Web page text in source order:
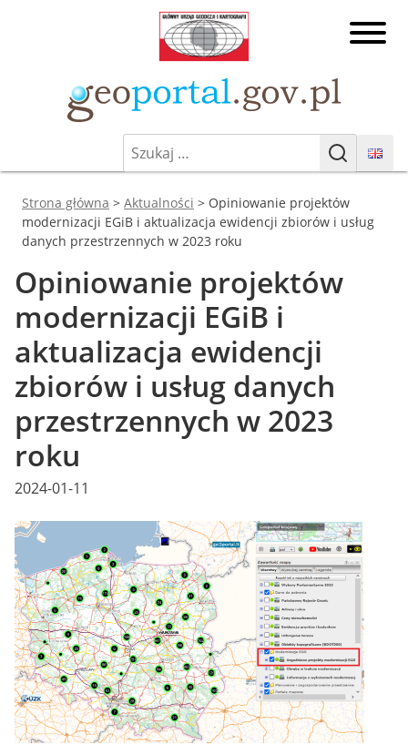
i
Kartografii
Geoportal.gov.pl
Geoportal Infrastruktury
Informacji Przestrzennej
Szukaj:
Szukaj
Jesteś tutaj:
Strona główna > Aktualności > Opiniowanie projektów
modernizacji EGiB i aktualizacja ewidencji zbiorów i usług
danych przestrzennych w 2023 roku
Opiniowanie projektów
modernizacji EGiB i
aktualizacja ewidencji
zbiorów i usług danych
przestrzennych w 2023
roku
Posted
2024-01-11